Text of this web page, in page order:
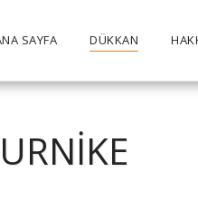
SAYFA DÜKKAN